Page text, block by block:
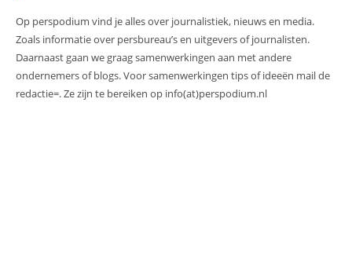
Op perspodium vind je alles over journalistiek, nieuws en media.
Zoals informatie over persbureau’s en uitgevers of journalisten.
Daarnaast gaan we graag samenwerkingen aan met andere
ondernemers of blogs. Voor samenwerkingen tips of ideeën mail de
redactie=. Ze zijn te bereiken op info(at)perspodium.nl